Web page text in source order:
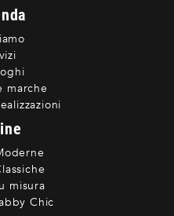
marche
misura
Chic